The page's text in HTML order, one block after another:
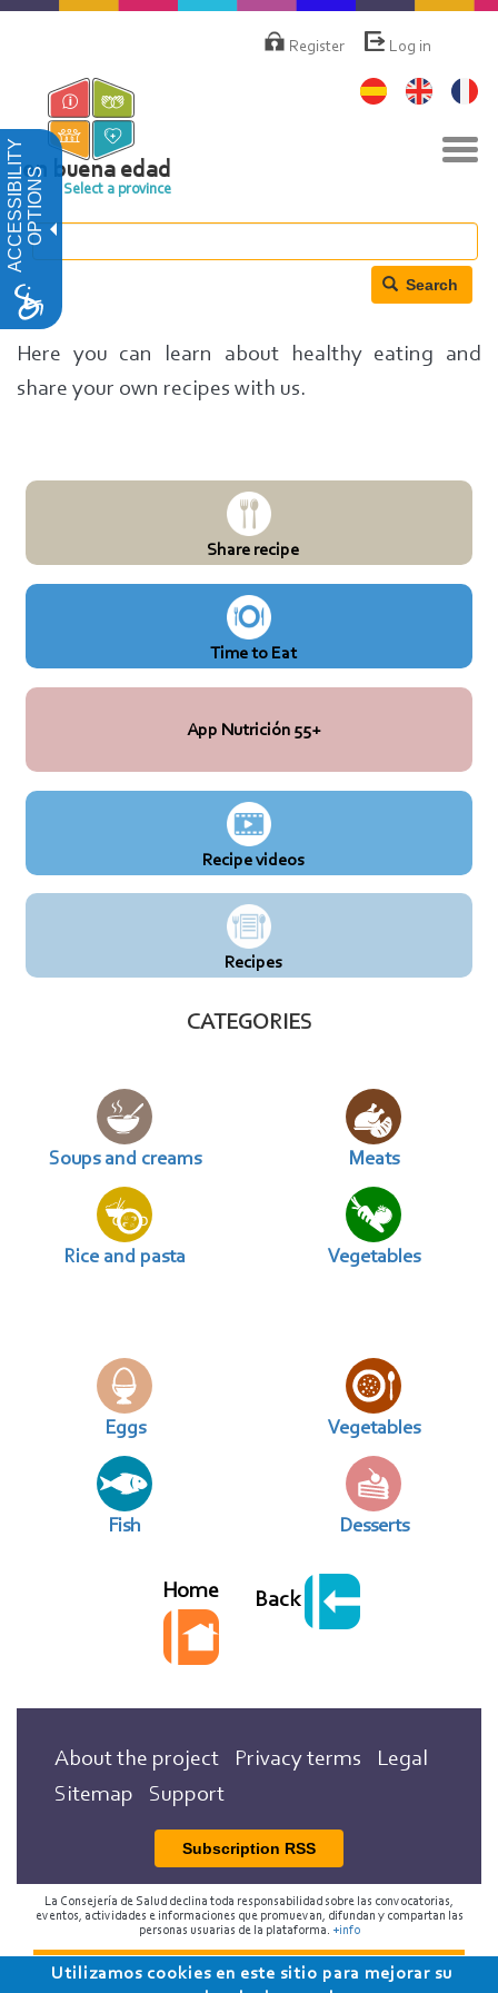
ACCESSIBILITYOPTIONS
Skip
content
deRegister Log in
en buena edad
Select a province
Search
Here you can learn about healthy eating and
share your own recipes with us.
Share recipe
Time to Eat
App Nutrición 55+
Recipe videos
Recipes
CATEGORIES
Soups and creams Meats
Rice and pasta Vegetables
Eggs Vegetables
Fish Desserts
Home Back
About the project Privacy terms
Legal
Sitemap
Support
Subscription RSS
La Consejería de Salud declina toda responsabilidad sobre las convocatorias,
eventos, actividades e informaciones que promuevan, difundan y compartan las
personas usuarias de la plataforma. +info
2018 Programa de Envejecimiento Saludable de la
Utilizamos cookies en este sitio para mejorar su